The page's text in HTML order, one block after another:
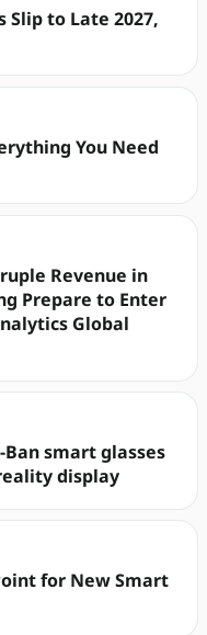
Slip to Late 2027,
You Need
Revenue in
Prepare to Enter
Global
smart glasses
display
for New Smart